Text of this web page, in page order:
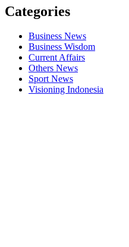
Categories
Business News
Business Wisdom
Current Affairs
Others News
Sport News
Visioning Indonesia